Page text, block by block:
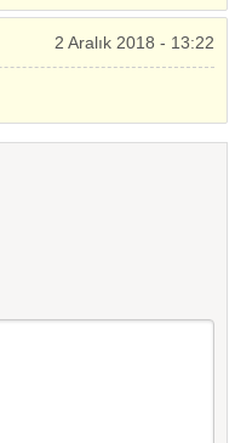
2 Aralık 2018 - 13:22